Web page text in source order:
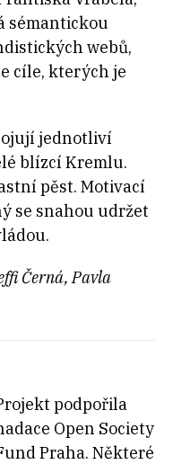
sémantickou
webů,
cíle, kterých je
jednotliví
blízcí Kremlu.
pěst. Motivací
se snahou udržet
Černá, Pavla
podpořila
Open Society
Praha. Některé